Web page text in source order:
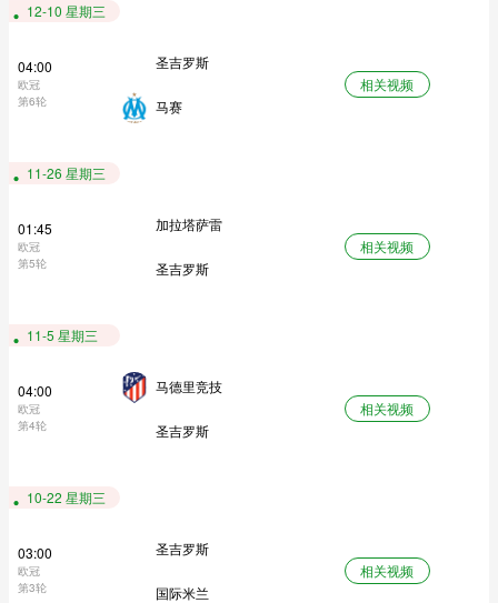
12-10 星期三
04:00
欧冠
第6轮
圣吉罗斯
马赛
相关视频
11-26 星期三
01:45
欧冠
第5轮
加拉塔萨雷
圣吉罗斯
相关视频
11-5 星期三
04:00
欧冠
第4轮
马德里竞技
圣吉罗斯
相关视频
10-22 星期三
03:00
欧冠
第3轮
圣吉罗斯
国际米兰
相关视频